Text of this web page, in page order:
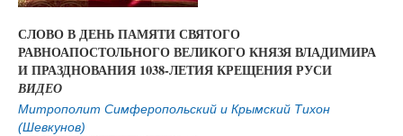
СЛОВО В ДЕНЬ ПАМЯТИ СВЯТОГО
РАВНОАПОСТОЛЬНОГО ВЕЛИКОГО КНЯЗЯ ВЛАДИМИРА
И ПРАЗДНОВАНИЯ 1038-ЛЕТИЯ КРЕЩЕНИЯ РУСИ
ВИДЕО
Митрополит Симферопольский и Крымский Тихон
(Шевкунов)